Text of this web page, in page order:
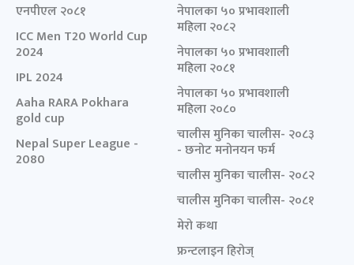
एनपीएल २०८१
ICC Men T20 World Cup
2024
IPL 2024
Aaha RARA Pokhara
gold cup
Nepal Super League -
2080
नेपालका ५० प्रभावशाली
महिला २०८२
नेपालका ५० प्रभावशाली
महिला २०८१
नेपालका ५० प्रभावशाली
महिला २०८०
चालीस मुनिका चालीस- २०८३
- छनोट मनोनयन फर्म
चालीस मुनिका चालीस- २०८२
चालीस मुनिका चालीस- २०८१
मेरो कथा
फ्रन्टलाइन हिरोज्